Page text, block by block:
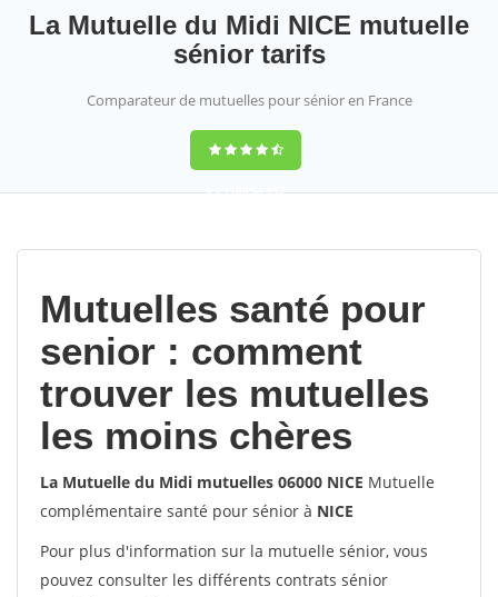
La Mutuelle du Midi NICE mutuelle
sénior tarifs
Comparateur de mutuelles pour sénior en France
9,2(100%)452
Mutuelles santé pour
senior : comment
trouver les mutuelles
les moins chères
La Mutuelle du Midi mutuelles 06000 NICE Mutuelle
complémentaire santé pour sénior à NICE
Pour plus d'information sur la mutuelle sénior, vous
pouvez consulter les différents contrats sénior